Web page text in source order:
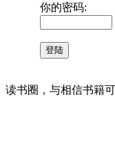
你的密码:
读书圈，与相信书籍